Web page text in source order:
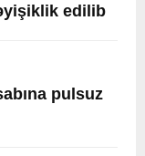
edilib
pulsuz